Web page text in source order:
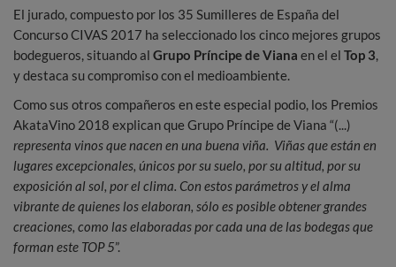
El jurado, compuesto por los 35 Sumilleres de España del
Concurso CIVAS 2017 ha seleccionado los cinco mejores grupos
bodegueros, situando al Grupo Príncipe de Viana en el el Top 3,
y destaca su compromiso con el medioambiente.
Como sus otros compañeros en este especial podio, los Premios
AkataVino 2018 explican que Grupo Príncipe de Viana “(...)
representa vinos que nacen en una buena viña. Viñas que están en
lugares excepcionales, únicos por su suelo, por su altitud, por su
exposición al sol, por el clima. Con estos parámetros y el alma
vibrante de quienes los elaboran, sólo es posible obtener grandes
creaciones, como las elaboradas por cada una de las bodegas que
forman este TOP 5”.